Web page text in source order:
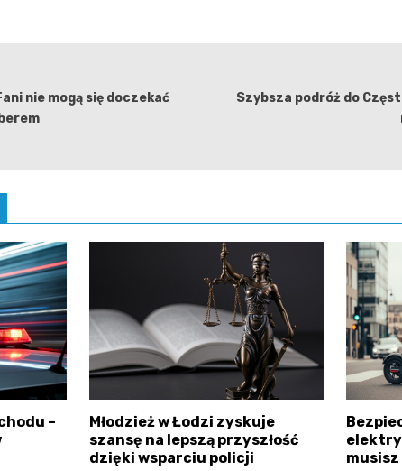
nie mogą się doczekać
Szybsza podróż do
–
Młodzież w Łodzi zyskuje
szansę na lepszą przyszłość
dzięki wsparciu policji
musisz